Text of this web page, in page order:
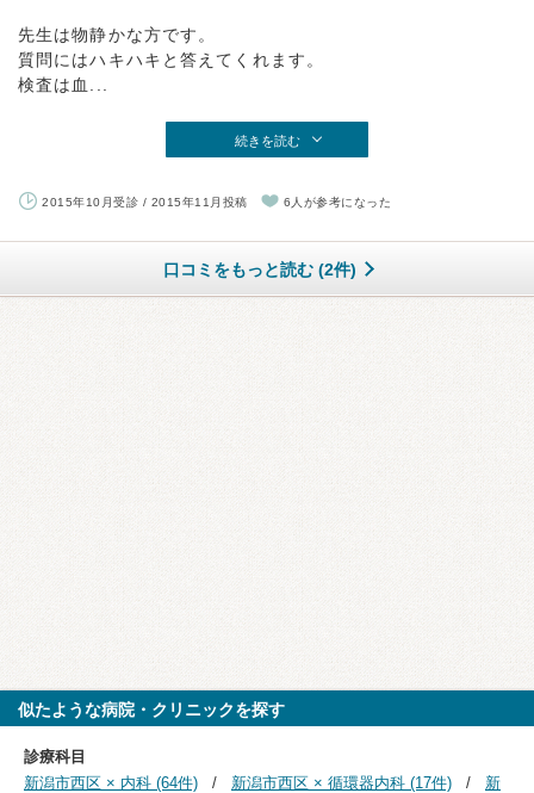
先生は物静かな方です。
質問にはハキハキと答えてくれます。
検査は血...
続きを読む
2015年10月受診 / 2015年11月投稿 6人が参考になった
口コミをもっと読む (2件)
似たような病院・クリニックを探す
診療科目
新潟市西区 × 内科 (64件)
新潟市西区 × 循環器内科 (17件)
新